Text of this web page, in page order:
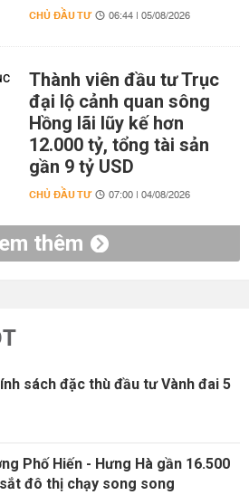
CHỦ ĐẦU TƯ 06:44 | 05/08/2026
Thành viên đầu tư Trục
đại lộ cảnh quan sông
Hồng lãi lũy kế hơn
12.000 tỷ, tổng tài sản
gần 9 tỷ USD
CHỦ ĐẦU TƯ 07:00 | 04/08/2026
thêm
sách đặc thù đầu tư Vành đai 5
Phố Hiến - Hưng Hà gần 16.500
đô thị chạy song song